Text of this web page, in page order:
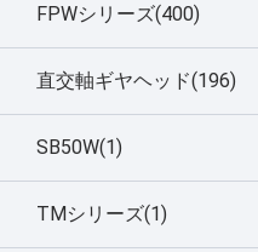
FPWシリーズ(400)
直交軸ギヤヘッド(196)
SB50W(1)
TMシリーズ(1)